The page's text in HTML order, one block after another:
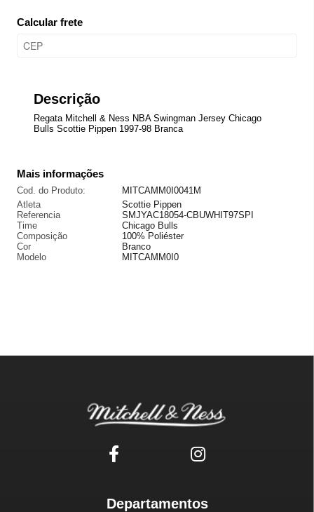
Calcular frete
Descrição
Regata Mitchell & Ness NBA Swingman Jersey Chicago
Bulls Scottie Pippen 1997-98 Branca
Mais informações
Cod. do Produto:
MITCAMM0I0041M
Atleta
Scottie Pippen
Referencia
SMJYAC18054-CBUWHIT97SPI
Time
Chicago Bulls
Composição
100% Poliéster
Cor
Branco
Modelo
MITCAMM0I0
Departamentos